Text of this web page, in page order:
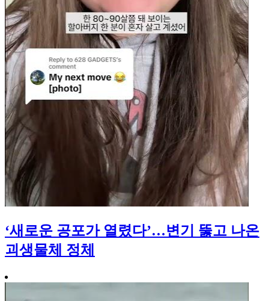
‘새로운 공포가 열렸다’…변기 뚫고 나온
괴생물체 정체